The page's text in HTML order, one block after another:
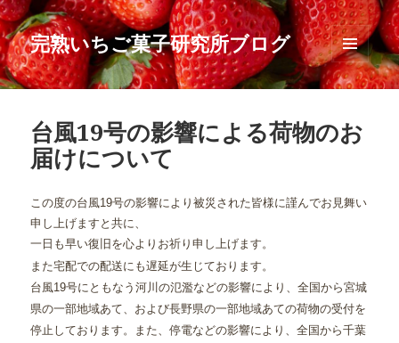
完熟いちご菓子研究所ブログ
メニュ
ーとウ
台風19号の影響による荷物のお
届けについて
この度の台風19号の影響により被災された皆様に謹んでお見舞い
申し上げますと共に、
一日も早い復旧を心よりお祈り申し上げます。
また宅配での配送にも遅延が生じております。
台風19号にともなう河川の氾濫などの影響により、全国から宮城
県の一部地域あて、および長野県の一部地域あての荷物の受付を
停止しております。また、停電などの影響により、全国から千葉